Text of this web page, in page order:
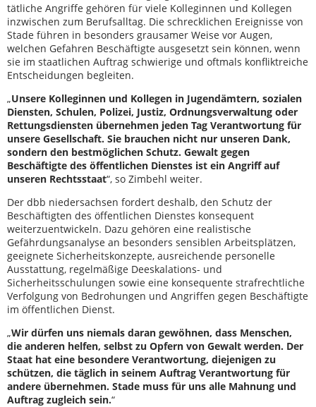
tätliche Angriffe gehören für viele Kolleginnen und Kollegen
inzwischen zum Berufsalltag. Die schrecklichen Ereignisse von
Stade führen in besonders grausamer Weise vor Augen,
welchen Gefahren Beschäftigte ausgesetzt sein können, wenn
sie im staatlichen Auftrag schwierige und oftmals konfliktreiche
Entscheidungen begleiten.
„Unsere Kolleginnen und Kollegen in Jugendämtern, sozialen
Diensten, Schulen, Polizei, Justiz, Ordnungsverwaltung oder
Rettungsdiensten übernehmen jeden Tag Verantwortung für
unsere Gesellschaft. Sie brauchen nicht nur unseren Dank,
sondern den bestmöglichen Schutz. Gewalt gegen
Beschäftigte des öffentlichen Dienstes ist ein Angriff auf
unseren Rechtsstaat“, so Zimbehl weiter.
Der dbb niedersachsen fordert deshalb, den Schutz der
Beschäftigten des öffentlichen Dienstes konsequent
weiterzuentwickeln. Dazu gehören eine realistische
Gefährdungsanalyse an besonders sensiblen Arbeitsplätzen,
geeignete Sicherheitskonzepte, ausreichende personelle
Ausstattung, regelmäßige Deeskalations- und
Sicherheitsschulungen sowie eine konsequente strafrechtliche
Verfolgung von Bedrohungen und Angriffen gegen Beschäftigte
im öffentlichen Dienst.
„Wir dürfen uns niemals daran gewöhnen, dass Menschen,
die anderen helfen, selbst zu Opfern von Gewalt werden. Der
Staat hat eine besondere Verantwortung, diejenigen zu
schützen, die täglich in seinem Auftrag Verantwortung für
andere übernehmen. Stade muss für uns alle Mahnung und
Auftrag zugleich sein.“